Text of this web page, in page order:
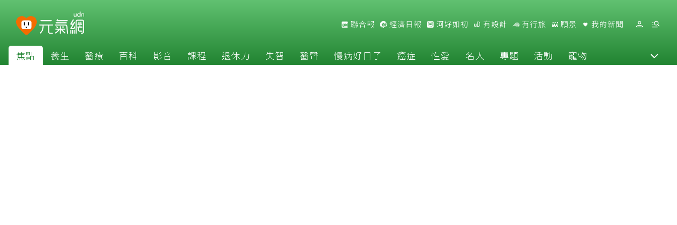
聯合報 經濟日報 河好如初 有設計 有行旅 願景 我的新聞
焦點 養生 醫療 百科 影音 課程 退休力 失智 醫聲 慢病好日子 癌症 性愛 名人 專題 活動 寵物